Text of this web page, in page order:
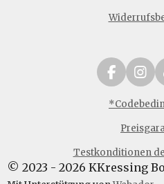
F
a
c
o
k
I
n
s
a
r
a
Testkonditionen
© 2023 - 2026 KKressing